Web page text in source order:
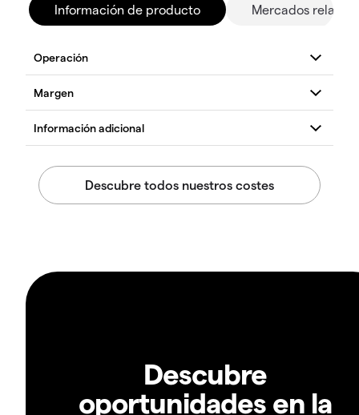
Información de producto Mercados
Descubre
oportunidades en la